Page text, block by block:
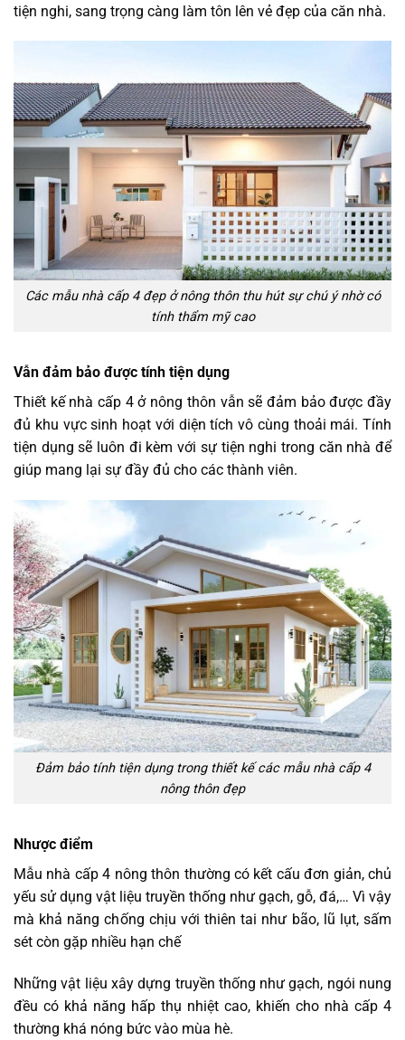
tiện nghi, sang trọng càng làm tôn lên vẻ đẹp của căn nhà.
Các mẫu nhà cấp 4 đẹp ở nông thôn thu hút sự chú ý nhờ có
tính thẩm mỹ cao
Vẫn đảm bảo được tính tiện dụng
Thiết kế nhà cấp 4 ở nông thôn vẫn sẽ đảm bảo được đầy
đủ khu vực sinh hoạt với diện tích vô cùng thoải mái. Tính
tiện dụng sẽ luôn đi kèm với sự tiện nghi trong căn nhà để
giúp mang lại sự đầy đủ cho các thành viên.
Đảm bảo tính tiện dụng trong thiết kế các mẫu nhà cấp 4
nông thôn đẹp
Nhược điểm
Mẫu nhà cấp 4 nông thôn thường có kết cấu đơn giản, chủ
yếu sử dụng vật liệu truyền thống như gạch, gỗ, đá,… Vì vậy
mà khả năng chống chịu với thiên tai như bão, lũ lụt, sấm
sét còn gặp nhiều hạn chế
Những vật liệu xây dựng truyền thống như gạch, ngói nung
đều có khả năng hấp thụ nhiệt cao, khiến cho nhà cấp 4
thường khá nóng bức vào mùa hè.